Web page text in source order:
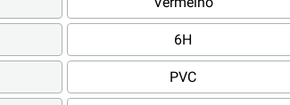
6H
PVC